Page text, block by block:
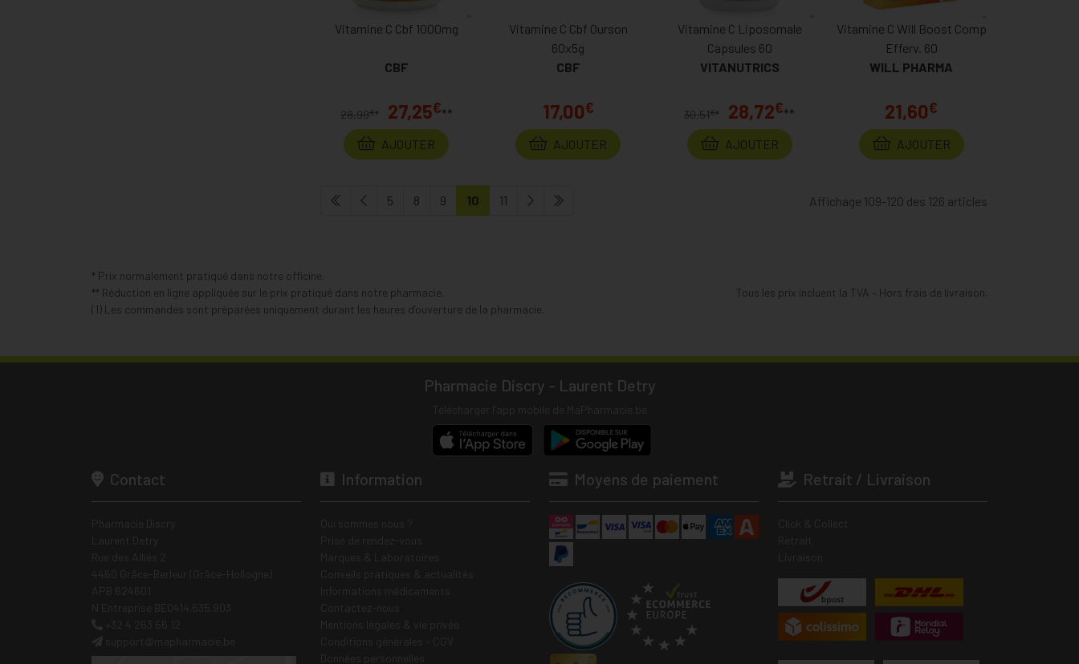
Vitamine C Cbf 1000mg
CBF
28,99€* 27,25€**
AJOUTER
Vitamine C Cbf Ourson
60x5g
CBF
17,00€
AJOUTER
Vitamine C Liposomale
Capsules 60
VITANUTRICS
30,51€* 28,72€**
AJOUTER
Vitamine C Will Boost Comp
Efferv. 60
WILL PHARMA
21,60€
AJOUTER
Affichage 109-120 des 126 articles
5 8 9 10 11
* Prix normalement pratiqué dans notre officine.
** Réduction en ligne appliquée sur le prix pratiqué dans notre pharmacie.
(1) Les commandes sont préparées uniquement durant les heures d’ouverture de la pharmacie.
Tous les prix incluent la TVA – Hors frais de livraison.
Pharmacie Discry - Laurent Detry
Contact Information Moyens de paiement Retrait / Livraison